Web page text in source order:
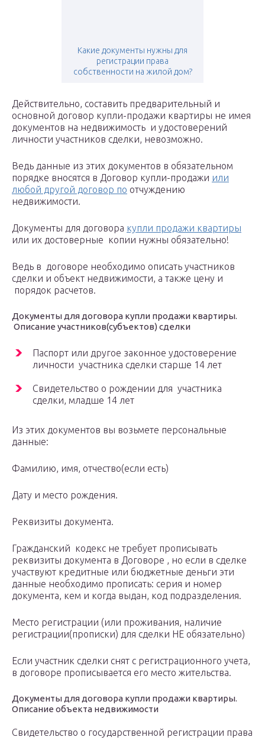
Какие документы нужны для
регистрации права
собственности на жилой дом?
Действительно, составить предварительный и
основной договор купли-продажи квартиры не имея
документов на недвижимость и удостоверений
личности участников сделки, невозможно.
Ведь данные из этих документов в обязательном
порядке вносятся в Договор купли-продажи или
любой другой договор по отчуждению
недвижимости.
Документы для договора купли продажи квартиры
или их достоверные копии нужны обязательно!
Ведь в договоре необходимо описать участников
сделки и объект недвижимости, а также цену и
порядок расчетов.
Документы для договора купли продажи квартиры.
Описание участников(субъектов) сделки
Паспорт или другое законное удостоверение
личности участника сделки старше 14 лет
Свидетельство о рождении для участника
сделки, младше 14 лет
Из этих документов вы возьмете персональные
данные:
Фамилию, имя, отчество(если есть)
Дату и место рождения.
Реквизиты документа.
Гражданский кодекс не требует прописывать
реквизиты документа в Договоре , но если в сделке
участвуют кредитные или бюджетные деньги эти
данные необходимо прописать: серия и номер
документа, кем и когда выдан, код подразделения.
Место регистрации (или проживания, наличие
регистрации(прописки) для сделки НЕ обязательно)
Если участник сделки снят с регистрационного учета,
в договоре прописывается его место жительства.
Документы для договора купли продажи квартиры.
Описание объекта недвижимости
Свидетельство о государственной регистрации права